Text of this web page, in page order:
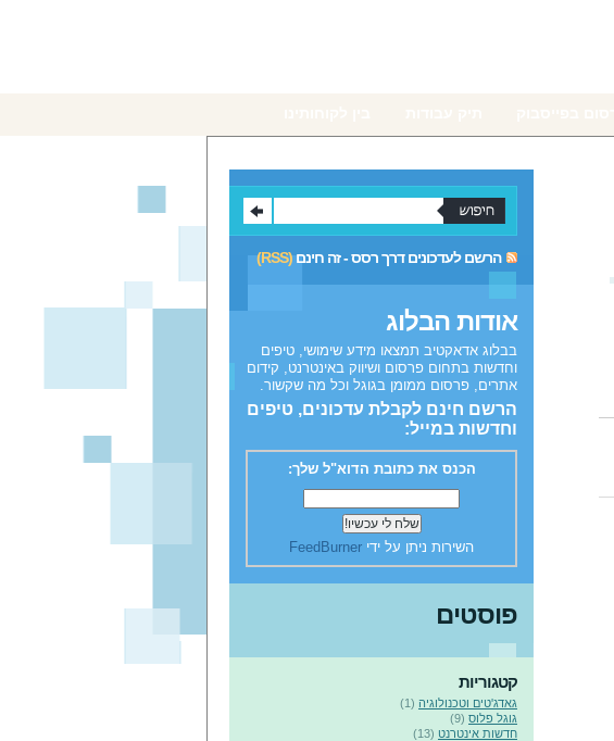
הרשם לעדכונים דרך רסס - זה חינם (RSS)
אודות הבלוג
בבלוג אדאקטיב תמצאו מידע שימושי, טיפים
וחדשות בתחום פרסום ושיווק באינטרנט, קידום
אתרים, פרסום ממומן בגוגל וכל מה שקשור.
הרשם חינם לקבלת עדכונים, טיפים
וחדשות במייל:
הכנס את כתובת הדוא"ל שלך:
השירות ניתן על ידי FeedBurner
פוסטים
קטגוריות
גאדג'טים וטכנולוגיה (1)
גוגל פלוס (9)
חדשות אינטרנט (13)